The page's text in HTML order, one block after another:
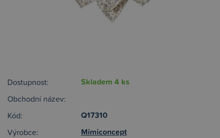
Dostupnost: Skladem 4 ks
Obchodní název:
Kód:
Q17310
Výrobce: Mimiconcept